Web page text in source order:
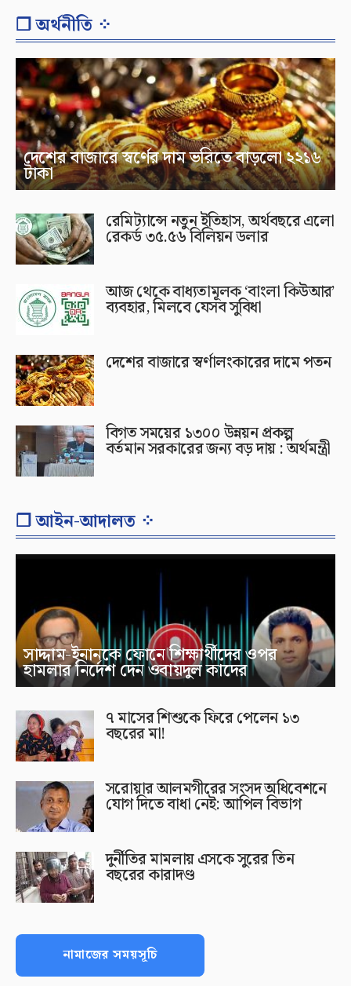
❐ অর্থনীতি ⁘
দেশের বাজারে স্বর্ণের দাম ভরিতে বাড়লো ২২১৬
টাকা
রেমিট্যান্সে নতুন ইতিহাস, অর্থবছরে এলো
রেকর্ড ৩৫.৫৬ বিলিয়ন ডলার
আজ থেকে বাধ্যতামূলক ‘বাংলা কিউআর’
ব্যবহার, মিলবে যেসব সুবিধা
দেশের বাজারে স্বর্ণালংকারের দামে পতন
বিগত সময়ের ১৩০০ উন্নয়ন প্রকল্প
বর্তমান সরকারের জন্য বড় দায় : অর্থমন্ত্রী
❐ আইন-আদালত ⁘
সাদ্দাম-ইনানকে ফোনে শিক্ষার্থীদের ওপর
হামলার নির্দেশ দেন ওবায়দুল কাদের
৭ মাসের শিশুকে ফিরে পেলেন ১৩
বছরের মা!
সরোয়ার আলমগীরের সংসদ অধিবেশনে
যোগ দিতে বাধা নেই: আপিল বিভাগ
দুর্নীতির মামলায় এসকে সুরের তিন
বছরের কারাদণ্ড
নামাজের সময়সূচি